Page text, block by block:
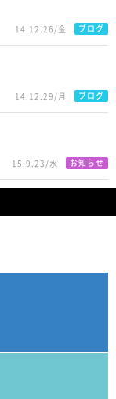
14.12.26/金 ブログ
14.12.29/月 ブログ
15.9.23/水 お知らせ